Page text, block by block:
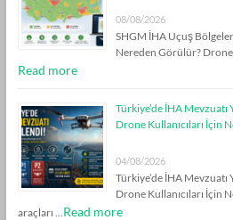
08/08/2026
SHGM İHA Uçuş
Nereden Görülür?
Read more
Türkiye’de İHA Mevzuatı
Drone Kullanıcıları İçin
04/08/2026
Türkiye’de İHA Mevzuatı
Drone Kullanıcıları İçin
araçları …Read more